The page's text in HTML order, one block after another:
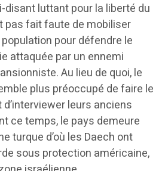
disant luttant pour la liberté du
pas fait faute de mobiliser
pour défendre le
attaquée par un ennemi
Au lieu de quoi, le
plus préoccupé de faire le
leurs anciens
ce temps, le pays demeure
turque d’où les Daech ont
sous protection américaine,